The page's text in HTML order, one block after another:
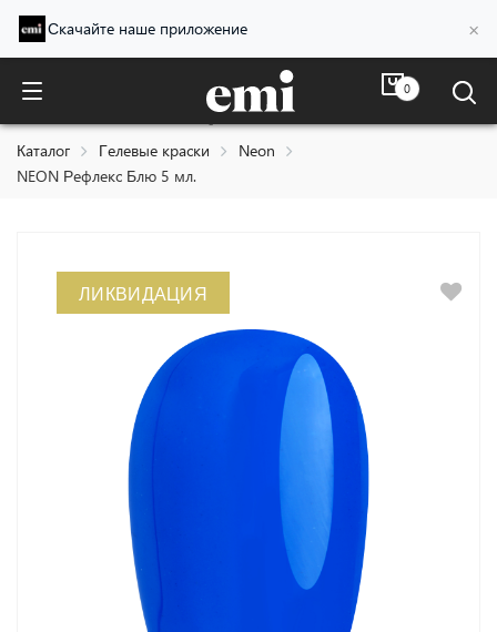
Скачайте наше приложение ×
0
NEON Рефлекс Блю 5 мл.
Каталог Гелевые краски
Neon
NEON Рефлекс Блю 5 мл.
ЛИКВИДАЦИЯ